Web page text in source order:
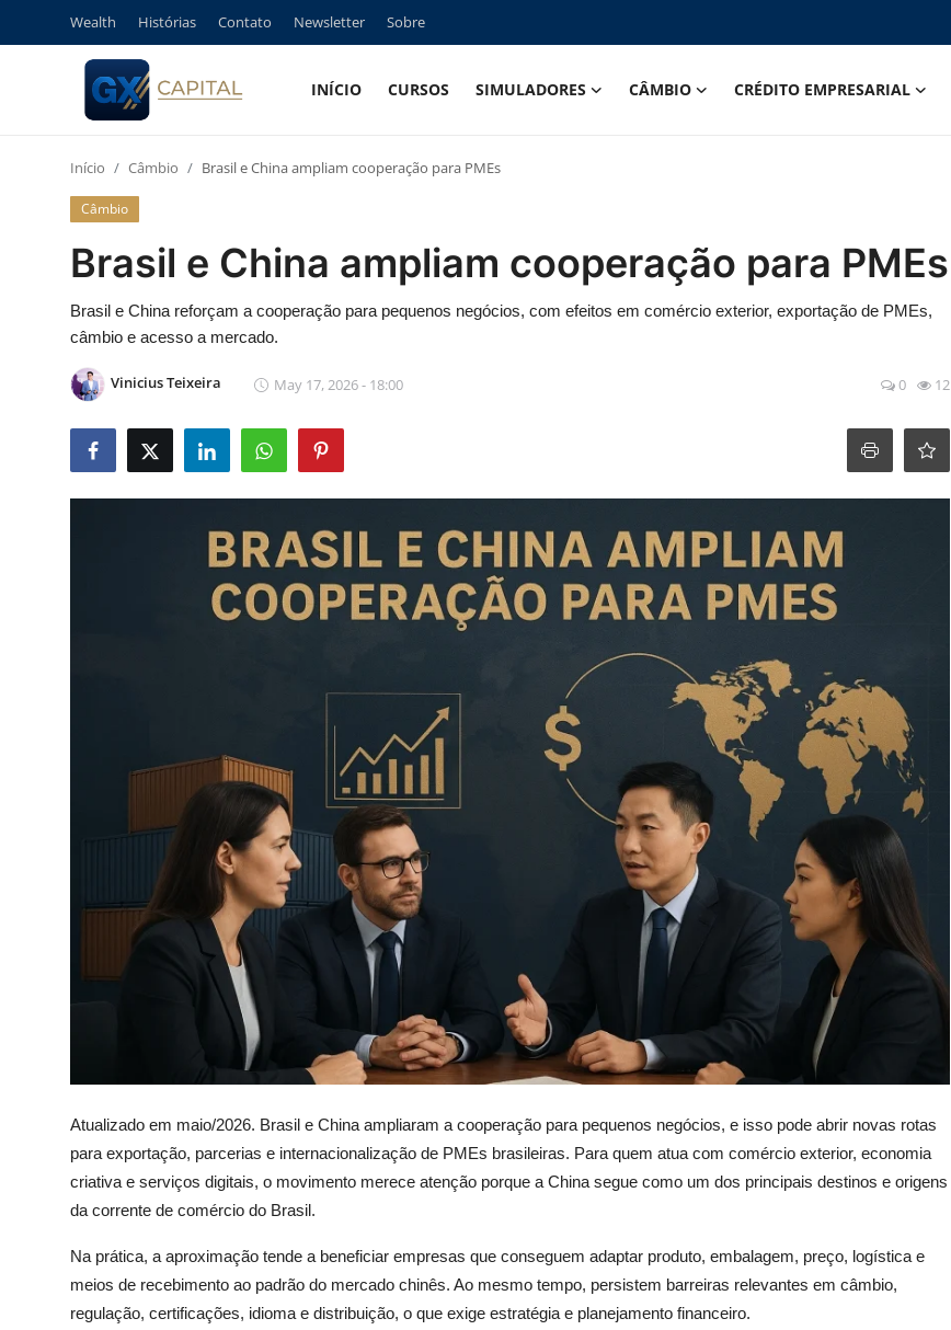
Wealth Histórias Contato Newsletter Sobre
INÍCIO CURSOS SIMULADORES CÂMBIO CRÉDITO EMPRESARIAL
Entrar
Wealth
Histórias
Motores do Brasil
Início Câmbio Brasil e China ampliam cooperação para PMEs
Câmbio
Brasil e China ampliam cooperação para PMEs
Brasil e China reforçam a cooperação para pequenos negócios, com efeitos em comércio exterior, exportação de PMEs,
câmbio e acesso a mercado.
Vinicius Teixeira May 17, 2026 - 18:00 0 12
Atualizado em maio/2026. Brasil e China ampliaram a cooperação para pequenos negócios, e isso pode abrir novas rotas
para exportação, parcerias e internacionalização de PMEs brasileiras. Para quem atua com comércio exterior, economia
criativa e serviços digitais, o movimento merece atenção porque a China segue como um dos principais destinos e origens
da corrente de comércio do Brasil.
Na prática, a aproximação tende a beneficiar empresas que conseguem adaptar produto, embalagem, preço, logística e
meios de recebimento ao padrão do mercado chinês. Ao mesmo tempo, persistem barreiras relevantes em câmbio,
regulação, certificações, idioma e distribuição, o que exige estratégia e planejamento financeiro.